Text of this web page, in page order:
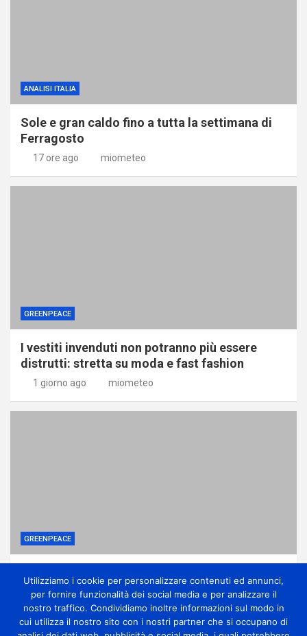
ANALISI ITALIA
Sole e gran caldo fino a tutta la settimana di
Ferragosto
17 ore ago miometeo
GREENPEACE
I vestiti invenduti non potranno più essere
distrutti: stretta su moda e fast fashion
1 giorno ago miometeo
GREENPEACE
all’ennesima accelerazione senza dati certi
1 giorno ago miometeo
Utilizziamo i cookie per personalizzare contenuti ed annunci,
per fornire funzionalità dei social media e per analizzare il
nostro traffico. Condividiamo inoltre informazioni sul modo in
cui utilizza il nostro sito con i nostri partner che si occupano di